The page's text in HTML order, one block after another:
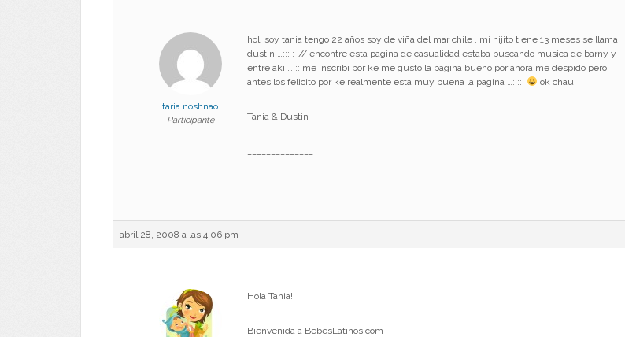
taria noshnao
Participante
holi soy tania tengo 22 años soy de viña del mar chile , mi hijito tiene 13 meses se llama
dustin …::: :-// encontre esta pagina de casualidad estaba buscando musica de barny y
entre aki …::: me inscribi por ke me gusto la pagina bueno por ahora me despido pero
antes los felicito por ke realmente esta muy buena la pagina …:::::
ok chau
Tania & Dustin
abril 28, 2008 a las 4:06 pm
Hola Tania!
Bienvenida a BebésLatinos.com